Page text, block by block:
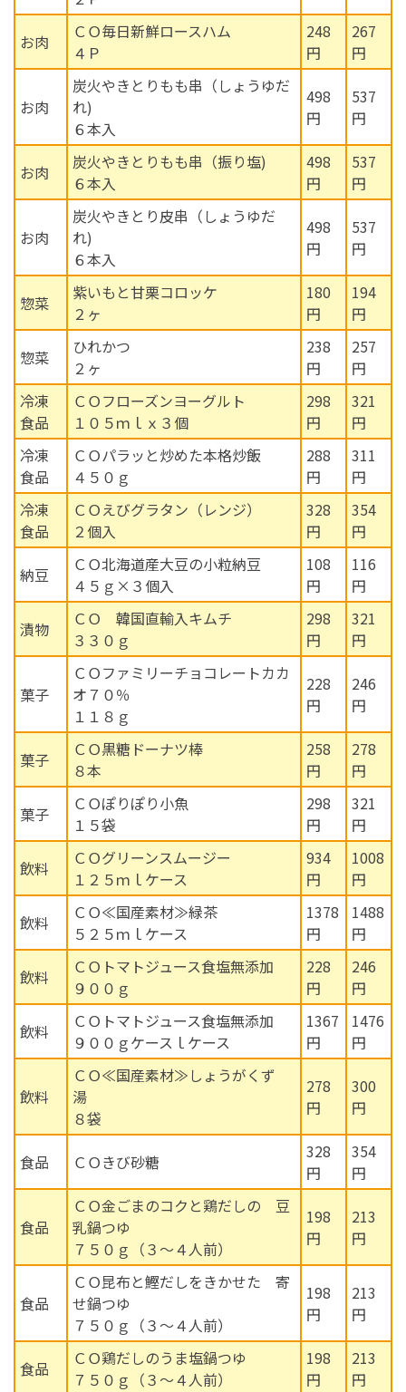
お肉
ＣＯ毎日新鮮ロースハム
４Ｐ
248
円
267
円
お肉
炭火やきとりもも串（しょうゆだ
れ)
６本入
498
円
537
円
お肉
炭火やきとりもも串（振り塩)
６本入
498
円
537
円
お肉
炭火やきとり皮串（しょうゆだ
れ)
６本入
498
円
537
円
惣菜
紫いもと甘栗コロッケ
２ヶ
180
円
194
円
惣菜
ひれかつ
２ヶ
238
円
257
円
冷凍
食品
ＣＯフローズンヨーグルト
１０５ｍｌｘ３個
298
円
321
円
冷凍
食品
ＣＯパラッと炒めた本格炒飯
４５０ｇ
288
円
311
円
冷凍
食品
ＣＯえびグラタン（レンジ）
２個入
328
円
354
円
納豆
ＣＯ北海道産大豆の小粒納豆
４５ｇ×３個入
108
円
116
円
漬物
ＣＯ 韓国直輸入キムチ
３３０ｇ
298
円
321
円
菓子
ＣＯファミリーチョコレートカカ
オ７０％
１１８ｇ
228
円
246
円
菓子
ＣＯ黒糖ドーナツ棒
８本
258
円
278
円
菓子
ＣＯぽりぽり小魚
１５袋
298
円
321
円
飲料
ＣＯグリーンスムージー
１２５ｍｌケース
934
円
1008
円
飲料
ＣＯ≪国産素材≫緑茶
５２５ｍｌケース
1378
円
1488
円
飲料
ＣＯトマトジュース食塩無添加
９００ｇ
228
円
246
円
飲料
ＣＯトマトジュース食塩無添加
９００ｇケースｌケース
1367
円
1476
円
飲料
ＣＯ≪国産素材≫しょうがくず
湯
８袋
278
円
300
円
食品 ＣＯきび砂糖
328
円
354
円
食品
ＣＯ金ごまのコクと鶏だしの 豆
乳鍋つゆ
７５０ｇ（３～４人前）
198
円
213
円
食品
ＣＯ昆布と鰹だしをきかせた 寄
せ鍋つゆ
７５０ｇ（３～４人前）
198
円
213
円
食品
ＣＯ鶏だしのうま塩鍋つゆ
７５０ｇ（３～４人前）
198
円
213
円